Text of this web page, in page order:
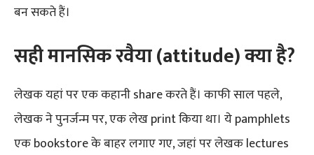
बन सकते हैं।
सही मानसिक रवैया(attitude)क्या है?
लेखक यहां पर एक कहानी share करते हैं। काफी साल पहले,
लेखक ने पुनर्जन्म पर, एक लेख print किया था। ये pamphlets
एक bookstore के बाहर लगाए गए, जहां पर लेखक lectures